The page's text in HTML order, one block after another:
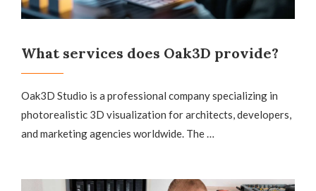
What services does Oak3D provide?
Oak3D Studio is a professional company specializing in
photorealistic 3D visualization for architects, developers,
and marketing agencies worldwide. The …